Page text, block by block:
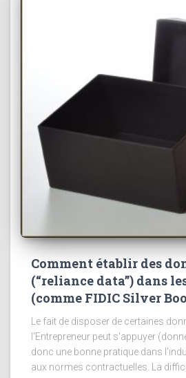
Comment établir des
(“reliance data”) dans
(comme FIDIC Silver
Le fait de disposer de certaines
l'Entrepreneur peut s'appuyer
donc une bonne pratique dans
aux normes contractuelles. La